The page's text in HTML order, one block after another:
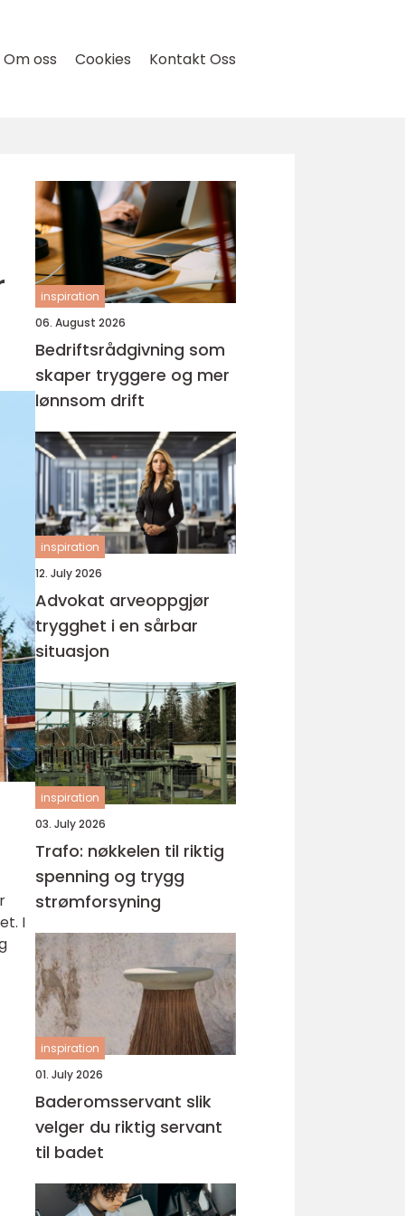
Om oss Cookies Kontakt Oss
I
inspiration
06. August 2026
Bedriftsrådgivning som
skaper tryggere og mer
lønnsom drift
inspiration
12. July 2026
Advokat arveoppgjør
trygghet i en sårbar
situasjon
inspiration
03. July 2026
Trafo: nøkkelen til riktig
spenning og trygg
strømforsyning
inspiration
01. July 2026
Baderomsservant slik
velger du riktig servant
til badet